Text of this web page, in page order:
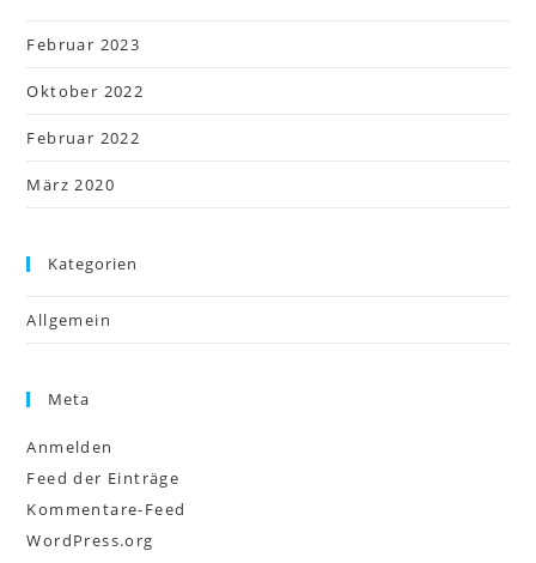
Februar 2023
Oktober 2022
Februar 2022
März 2020
Kategorien
Allgemein
Meta
Anmelden
Feed der Einträge
Kommentare-Feed
WordPress.org